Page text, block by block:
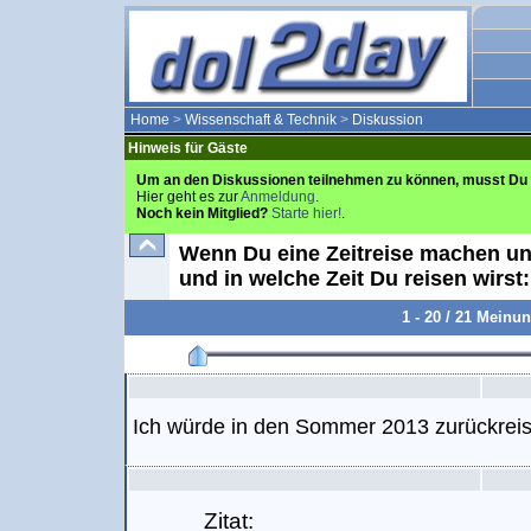
Home > Wissenschaft & Technik > Diskussion
Hinweis für Gäste
Um an den Diskussionen teilnehmen zu können, musst
Hier geht es zurAnmeldung.
Noch kein Mitglied? Starte hier!.
Wenn Du eine Zeitreise machen
und in welche Zeit Du reisen
1 - 20 / 21
Ich würde in den Sommer 2013
Zitat: